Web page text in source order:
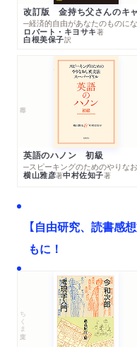
─経済的自由があなたのものに
ロバート・キヨサキ著
白根美保子訳
英語のハノン 初級
横山雅彦著中村佐知子著
【自由研究、読書感
もに！
ちくま文庫